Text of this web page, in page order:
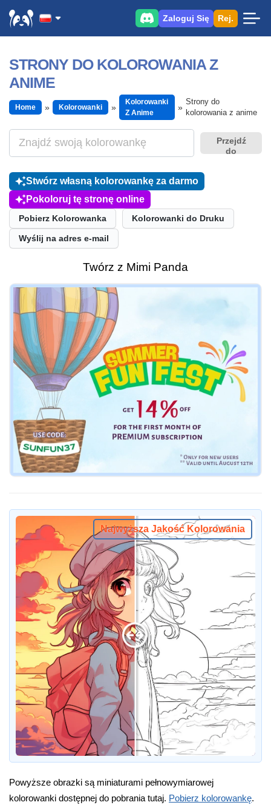
Zaloguj Się Rej.
STRONY DO KOLOROWANIA Z
ANIME
Home Kolorowanki
Kolorowanki
Z Anime
Strony do
kolorowania z anime
Przejdź
do
Stwórz własną kolorowankę za darmo
Pokoloruj tę stronę online
Pobierz Kolorowanka Kolorowanki do Druku
Wyślij na adres e-mail
Twórz z Mimi Panda
Najwyższa Jakość Kolorowania
Powyższe obrazki są miniaturami pełnowymiarowej
kolorowanki dostępnej do pobrania tutaj. Pobierz kolorowankę.